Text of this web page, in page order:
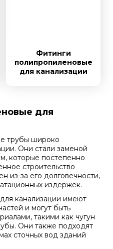
Фитинги
полипропиленовые
для канализации
для
трубы широко
Они стали заменой
которые постепенно
строительство
из-за его долговечности,
издержек.
канализации имеют
и могут быть
такими как чугун
Они также подходят
сточных вод зданий